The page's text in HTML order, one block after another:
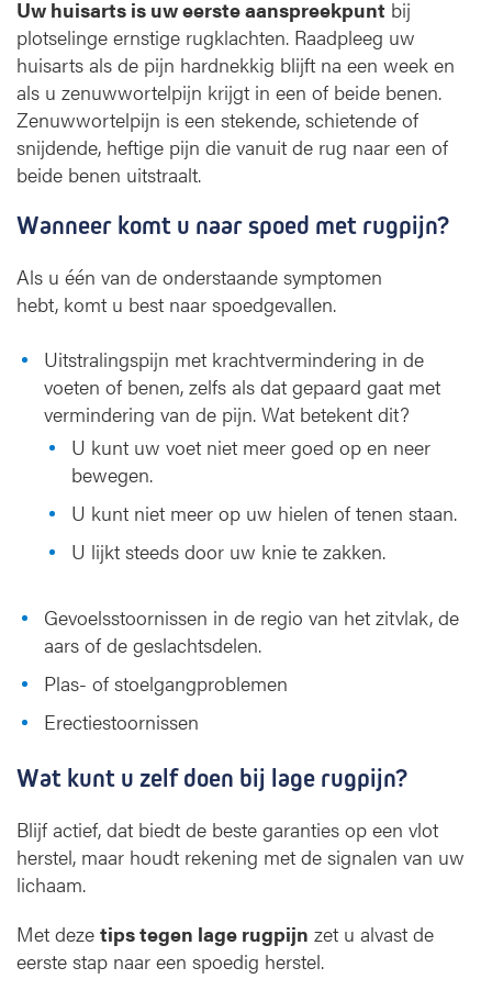
Uw huisarts is uw eerste aanspreekpunt bij
plotselinge ernstige rugklachten. Raadpleeg uw
huisarts als de pijn hardnekkig blijft na een week en
als u zenuwwortelpijn krijgt in een of beide benen.
Zenuwwortelpijn is een stekende, schietende of
snijdende, heftige pijn die vanuit de rug naar een of
beide benen uitstraalt.
Wanneer komt u naar spoed met rugpijn?
Als u één van de onderstaande symptomen
hebt, komt u best naar spoedgevallen.
Uitstralingspijn met krachtvermindering in de
voeten of benen, zelfs als dat gepaard gaat met
vermindering van de pijn. Wat betekent dit?
U kunt uw voet niet meer goed op en neer
bewegen.
U kunt niet meer op uw hielen of tenen staan.
U lijkt steeds door uw knie te zakken.
Gevoelsstoornissen in de regio van het zitvlak, de
aars of de geslachtsdelen.
Plas- of stoelgangproblemen
Erectiestoornissen
Wat kunt u zelf doen bij lage rugpijn?
Blijf actief, dat biedt de beste garanties op een vlot
herstel, maar houdt rekening met de signalen van uw
lichaam.
Met deze tips tegen lage rugpijn zet u alvast de
eerste stap naar een spoedig herstel.